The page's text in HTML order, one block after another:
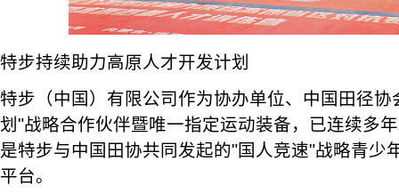
特步持续助力高原人才开发计划
特步（中国）有限公司作为协办单位、中国田径协
划"战略合作伙伴暨唯一指定运动装备，已连续多
是特步与中国田协共同发起的"国人竞速"战略青少
平台。